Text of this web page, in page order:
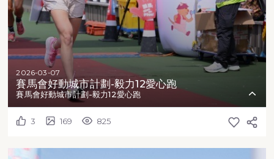
2026-03-07
賽馬會好動城市計劃-毅力12愛心跑
賽馬會好動城市計劃-毅力12愛心跑
3 169 825